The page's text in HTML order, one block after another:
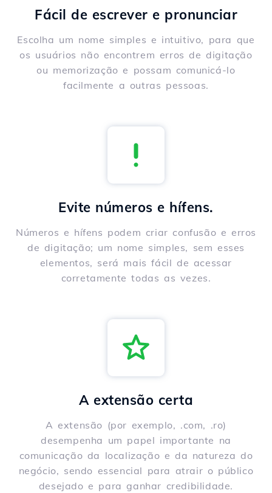
Fácil de escrever e pronunciar
Escolha um nome simples e intuitivo, para que
os usuários não encontrem erros de digitação
ou memorização e possam comunicá-lo
facilmente a outras pessoas.
Evite números e hífens.
Números e hífens podem criar confusão e erros
de digitação; um nome simples, sem esses
elementos, será mais fácil de acessar
corretamente todas as vezes.
A extensão certa
A extensão (por exemplo, .com, .ro)
desempenha um papel importante na
comunicação da localização e da natureza do
negócio, sendo essencial para atrair o público
desejado e para ganhar credibilidade.